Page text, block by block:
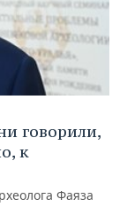
говорили,
к
Фаяза